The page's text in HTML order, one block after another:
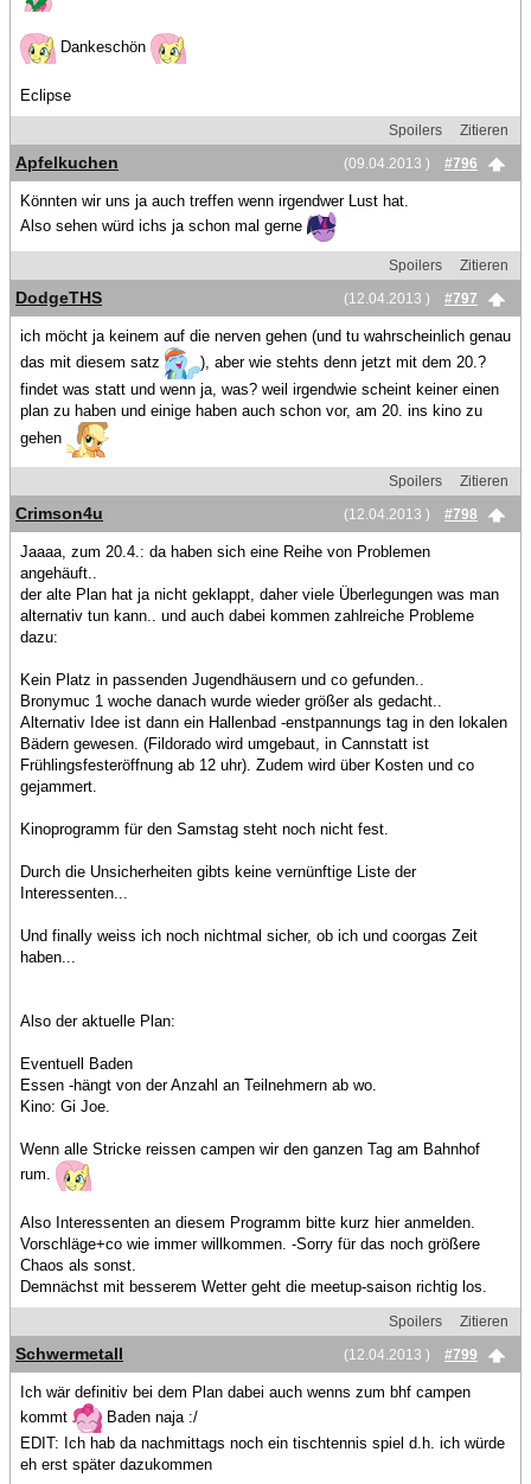
Dankeschön
Eclipse
Spoilers
Zitieren
(09.04.2013 )
#796
Apfelkuchen
Könnten wir uns ja auch treffen wenn irgendwer Lust hat.
Also sehen würd ichs ja schon mal gerne
Spoilers
Zitieren
(12.04.2013 )
#797
DodgeTHS
ich möcht ja keinem auf die nerven gehen (und tu wahrscheinlich genau
das mit diesem satz
), aber wie stehts denn jetzt mit dem 20.?
findet was statt und wenn ja, was? weil irgendwie scheint keiner einen
plan zu haben und einige haben auch schon vor, am 20. ins kino zu
gehen
Spoilers
Zitieren
(12.04.2013 )
#798
Crimson4u
Jaaaa, zum 20.4.: da haben sich eine Reihe von Problemen
angehäuft..
der alte Plan hat ja nicht geklappt, daher viele Überlegungen was man
alternativ tun kann.. und auch dabei kommen zahlreiche Probleme
dazu:
Kein Platz in passenden Jugendhäusern und co gefunden..
Bronymuc 1 woche danach wurde wieder größer als gedacht..
Alternativ Idee ist dann ein Hallenbad -enstpannungs tag in den lokalen
Bädern gewesen. (Fildorado wird umgebaut, in Cannstatt ist
Frühlingsfesteröffnung ab 12 uhr). Zudem wird über Kosten und co
gejammert.
Kinoprogramm für den Samstag steht noch nicht fest.
Durch die Unsicherheiten gibts keine vernünftige Liste der
Interessenten...
Und finally weiss ich noch nichtmal sicher, ob ich und coorgas Zeit
haben...
Also der aktuelle Plan:
Eventuell Baden
Essen -hängt von der Anzahl an Teilnehmern ab wo.
Kino: Gi Joe.
Wenn alle Stricke reissen campen wir den ganzen Tag am Bahnhof
rum.
Also Interessenten an diesem Programm bitte kurz hier anmelden.
Vorschläge+co wie immer willkommen. -Sorry für das noch größere
Chaos als sonst.
Demnächst mit besserem Wetter geht die meetup-saison richtig los.
Spoilers
Zitieren
(12.04.2013 )
#799
Schwermetall
Ich wär definitiv bei dem Plan dabei auch wenns zum bhf campen
kommt
Baden naja :/
EDIT: Ich hab da nachmittags noch ein tischtennis spiel d.h. ich würde
eh erst später dazukommen